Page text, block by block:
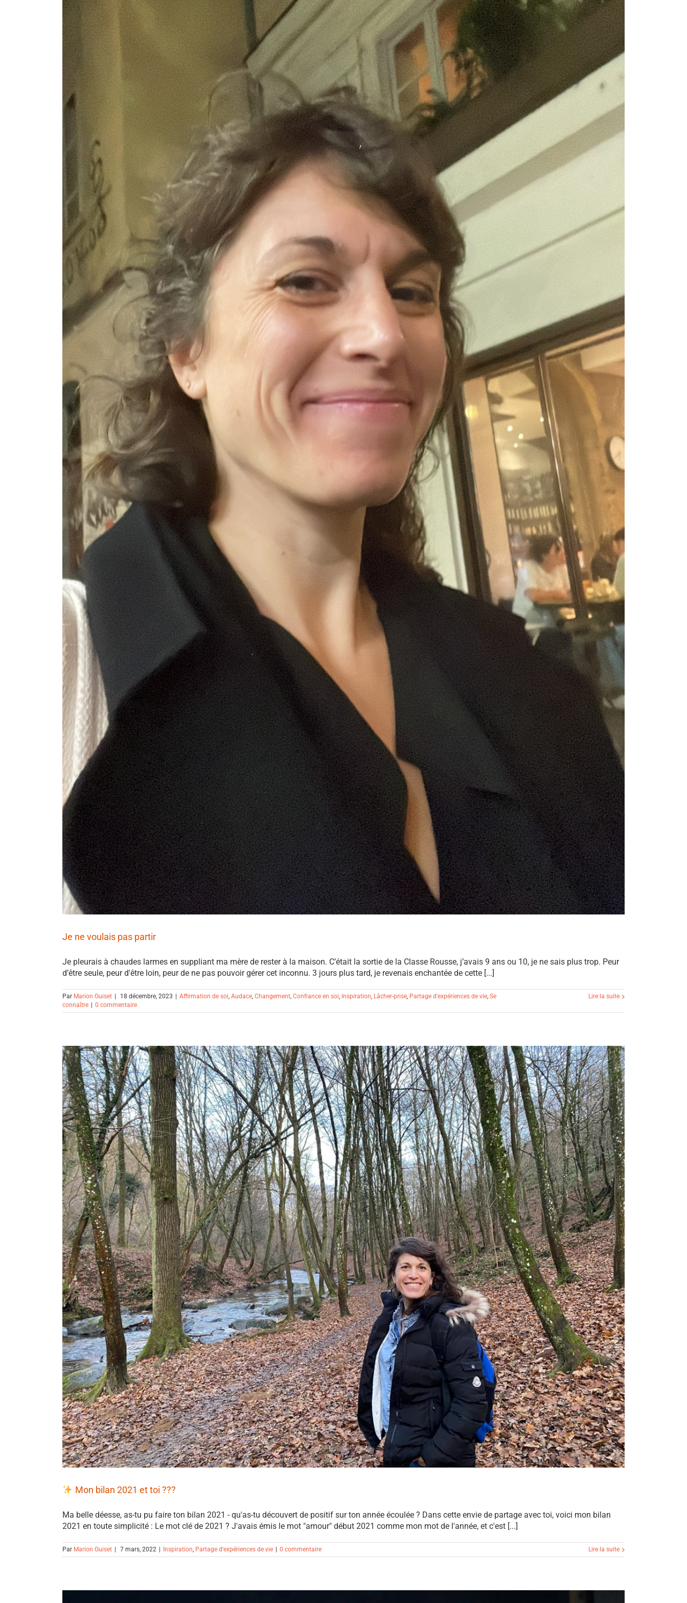
Je ne voulais pas partir
Je pleurais à chaudes larmes en suppliant ma mère de rester à la maison. C’était la sortie de la Classe Rousse, j’avais 9 ans ou 10, je ne sais plus trop. Peur
d’être seule, peur d'être loin, peur de ne pas pouvoir gérer cet inconnu. 3 jours plus tard, je revenais enchantée de cette [...]
Par Marion Guiset 18 décembre, 2023 Affirmation de soi, Audace, Changement, Confiance en soi, Inspiration, Lâcher-prise, Partage d'expériences de vie, Se
connaître
0 commentaire
Lire la suite
Mon bilan 2021 et toi ???
Ma belle déesse, as-tu pu faire ton bilan 2021 - qu'as-tu découvert de positif sur ton année écoulée ? Dans cette envie de partage avec toi, voici mon bilan
2021 en toute simplicité : Le mot clé de 2021 ? J'avais émis le mot "amour" début 2021 comme mon mot de l'année, et c'est [...]
Par Marion Guiset 7 mars, 2022 Inspiration, Partage d'expériences de vie 0 commentaire Lire la suite